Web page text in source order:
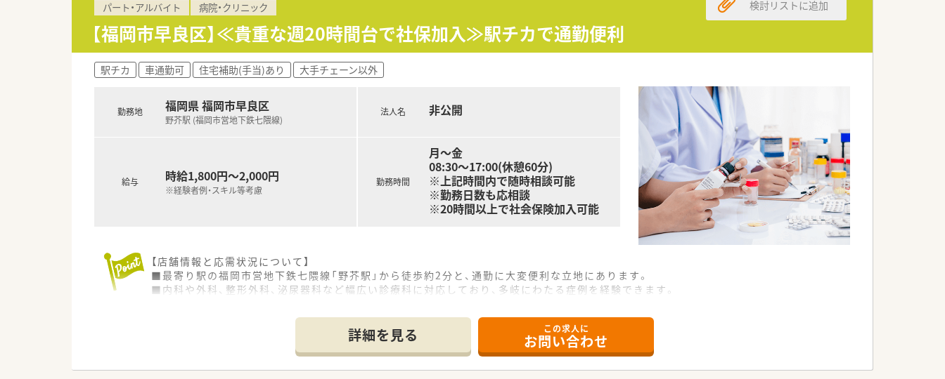
■月曜から金曜は9時から18時30分まで、土曜は9時から13時までの開局時間です。
■年間休日は126日と非常に多く、ワークライフバランスを重視した働き方が可能です。
■平均残業時間は10時間程度で、残業代は1分単位で支給されるため安心して働けます。
【こんな取り組みをしています】
■未経験やブランクのある方には、新卒と同様の充実した実務研修を提供しています。
■財形貯蓄制度や保養所利用、カフェテリアプランなど多様な福利厚生が利用できます。
■年間休日が126日と多く、プライベートの時間を充実させたい方に最適な職場です。
■充実した研修制度で、未経験やブランクがあっても安心してスキルアップしたい方におすすめです。
■将来的に管理薬剤師や専門薬剤師を目指したい方にとって、多くのチャンスがあるでしょう。
パート・アルバイト 病院・クリニック
【福岡市早良区】≪貴重な週20時間台で社保加入≫駅チカで通勤便利
検討リストに追加
駅チカ 車通勤可 住宅補助(手当)あり 大手チェーン以外
勤務地 福岡県 福岡市早良区
野芥駅 (福岡市営地下鉄七隈線)
給与 時給1,800円～2,000円
※経験者例・スキル等考慮
法人名 非公開
勤務時間
月～金
08:30～17:00(休憩60分)
※上記時間内で随時相談可能
※勤務日数も応相談
※20時間以上で社会保険加入可能
【店舗情報と応需状況について】
■最寄り駅の福岡市営地下鉄七隈線「野芥駅」から徒歩約2分と、通勤に大変便利な立地にあります。
■内科や外科、整形外科、泌尿器科など幅広い診療科に対応しており、多岐にわたる症例を経験できます。
【募集背景と求める人物像について】
■今回は今後のさらなる体制強化を見据えた欠員補充のため、意欲ある方からのご応募をお待ちしています。
■チーム医療を大切にしており、多職種と円滑な連携を図りながら主体的に行動できる方を求めています。
■専門性を高めたいという向上心を持ち、継続的な自己研鑽に前向きに取り組める方を歓迎いたします。
詳細を見る この求人に
お問い合わせ